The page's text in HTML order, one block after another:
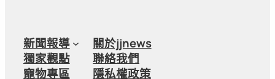
新聞報導
獨家觀點
寵物專區
關於jjnews
聯絡我們
隱私權政策